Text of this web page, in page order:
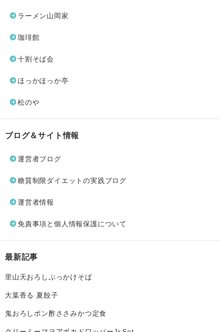
ラーメン山岡家
珈琲館
十割そば会
ほっかほっか亭
松のや
ブログ＆サイト情報
運営者ブログ
糖質制限ダイエットの実践ブログ
運営者情報
免責事項と個人情報保護について
最新記事
里山天おろしぶっかけそば
大葉香る 夏餃子
鬼おろしポン酢ささみかつ定食